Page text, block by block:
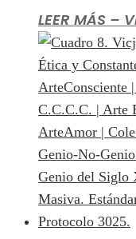
LEER MÁS –